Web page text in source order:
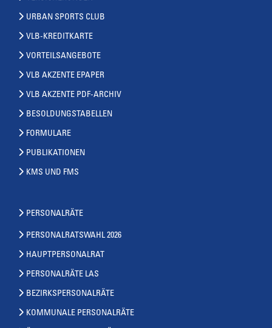
URBAN SPORTS CLUB
VLB-KREDITKARTE
VORTEILSANGEBOTE
VLB AKZENTE EPAPER
VLB AKZENTE PDF-ARCHIV
BESOLDUNGSTABELLEN
FORMULARE
PUBLIKATIONEN
KMS UND FMS
PERSONALRÄTE
PERSONALRATSWAHL 2026
HAUPTPERSONALRAT
PERSONALRÄTE LAS
BEZIRKSPERSONALRÄTE
KOMMUNALE PERSONALRÄTE